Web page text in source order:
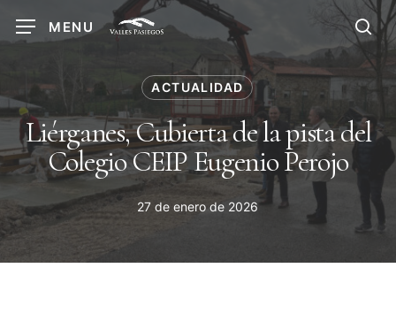
content
MENU
ACTUALIDAD
Liérganes, Cubierta de la pista del
Colegio CEIP Eugenio Perojo
27 de enero de 2026